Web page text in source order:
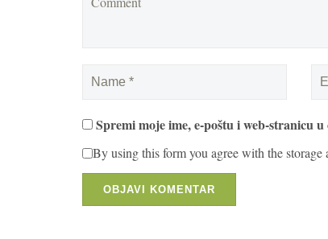
Spremi moje ime, e-poštu i web-stranicu
By using this form you agree with the